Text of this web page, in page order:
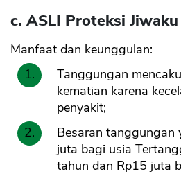
c. ASLI Proteksi Jiwaku
Manfaat dan keunggulan:
Tanggungan
kematian karena
penyakit;
Besaran tanggungan
juta bagi usia
tahun dan Rp15 juta